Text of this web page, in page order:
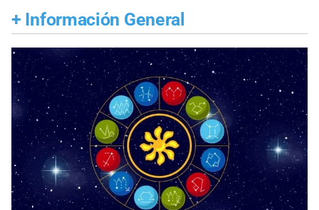
+ Información General